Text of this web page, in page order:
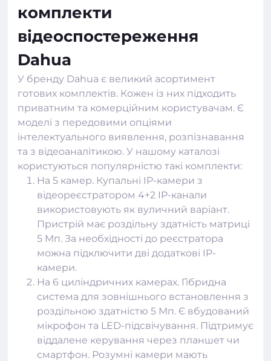
комплекти
відеоспостереження
Dahua
У бренду Dahua є великий асортимент
готових комплектів. Кожен із них підходить
приватним та комерційним користувачам. Є
моделі з передовими опціями
інтелектуального виявлення, розпізнавання
та з відеоаналітикою. У нашому каталозі
користуються популярністю такі комплекти:
На 5 камер. Купальні IP-камери з
відеореєстратором 4+2 IP-канали
використовують як вуличний варіант.
Пристрій має роздільну здатність матриці
5 Мп. За необхідності до реєстратора
можна підключити дві додаткові IP-
камери.
На 6 циліндричних камерах. Гібридна
система для зовнішнього встановлення з
роздільною здатністю 5 Мп. Є вбудований
мікрофон та LED-підсвічування. Підтримує
віддалене керування через планшет чи
смартфон. Розумні камери мають